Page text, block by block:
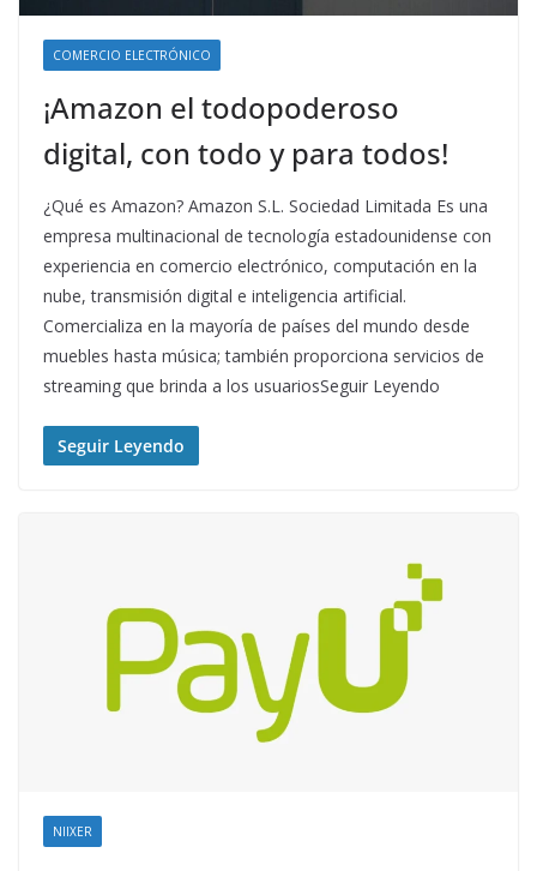
COMERCIO ELECTRÓNICO
¡Amazon el todopoderoso
digital, con todo y para todos!
¿Qué es Amazon? Amazon S.L. Sociedad Limitada Es una
empresa multinacional de tecnología estadounidense con
experiencia en comercio electrónico, computación en la
nube, transmisión digital e inteligencia artificial.
Comercializa en la mayoría de países del mundo desde
muebles hasta música; también proporciona servicios de
streaming que brinda a los usuariosSeguir Leyendo
Seguir Leyendo
NIIXER